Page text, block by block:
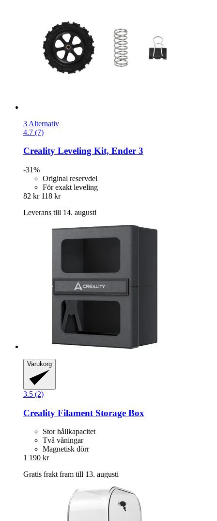
3 Alternativ
4.7 (7)
Creality Leveling Kit, Ender 3
-31%
Original reservdel
För exakt leveling
82 kr 118 kr
Leverans till 14. augusti
Varukorg
3.5 (2)
Creality Filament Storage Box
Stor hållkapacitet
Två våningar
Magnetisk dörr
1 190 kr
Gratis frakt fram till 13. augusti